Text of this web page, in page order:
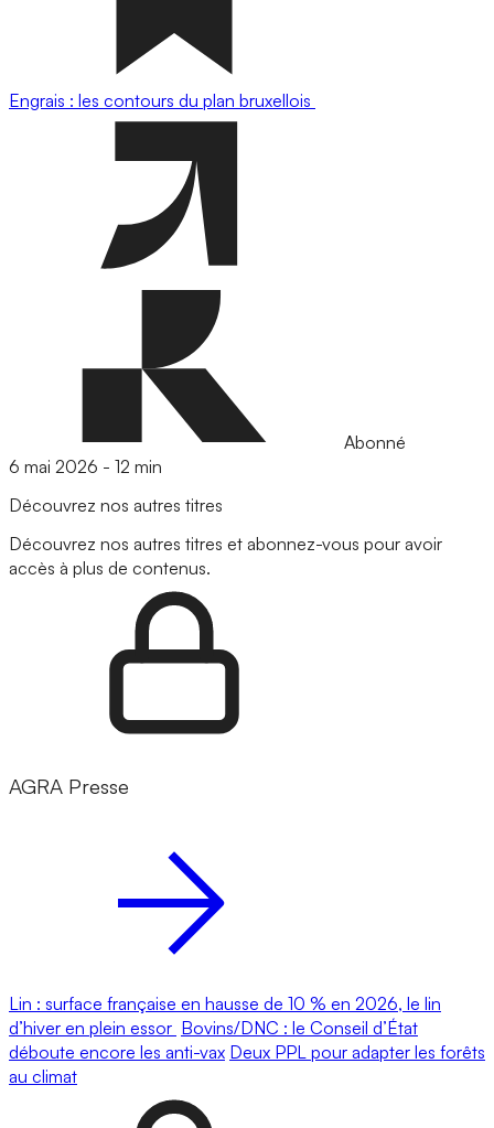
Engrais : les contours du plan bruxellois
Abonné
6 mai 2026 - 12 min
Découvrez nos autres titres
Découvrez nos autres titres et abonnez-vous pour avoir
accès à plus de contenus.
AGRA Presse
Lin : surface française en hausse de 10 % en 2026, le lin
d’hiver en plein essor Bovins/DNC : le Conseil d’État
déboute encore les anti-vax Deux PPL pour adapter les forêts
au climat